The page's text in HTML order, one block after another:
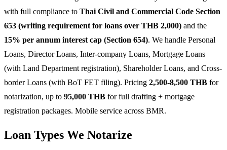
with full compliance to Thai Civil and Commercial Code Section
653 (writing requirement for loans over THB 2,000) and the
15% per annum interest cap (Section 654). We handle Personal
Loans, Director Loans, Inter-company Loans, Mortgage Loans
(with Land Department registration), Shareholder Loans, and Cross-
border Loans (with BoT FET filing). Pricing 2,500-8,500 THB for
notarization, up to 95,000 THB for full drafting + mortgage
registration packages. Mobile service across BMR.
Loan Types We Notarize